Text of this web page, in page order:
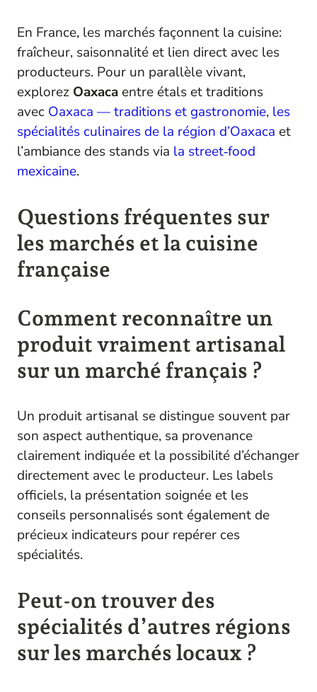
En France, les marchés façonnent la cuisine:
fraîcheur, saisonnalité et lien direct avec les
producteurs. Pour un parallèle vivant,
explorez Oaxaca entre étals et traditions
avec Oaxaca — traditions et gastronomie, les
spécialités culinaires de la région d’Oaxaca et
l’ambiance des stands via la street‑food
mexicaine.
Questions fréquentes sur
les marchés et la cuisine
française
Comment reconnaître un
produit vraiment artisanal
sur un marché français ?
Un produit artisanal se distingue souvent par
son aspect authentique, sa provenance
clairement indiquée et la possibilité d’échanger
directement avec le producteur. Les labels
officiels, la présentation soignée et les
conseils personnalisés sont également de
précieux indicateurs pour repérer ces
spécialités.
Peut-on trouver des
spécialités d’autres régions
sur les marchés locaux ?